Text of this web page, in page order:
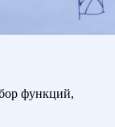
функций,